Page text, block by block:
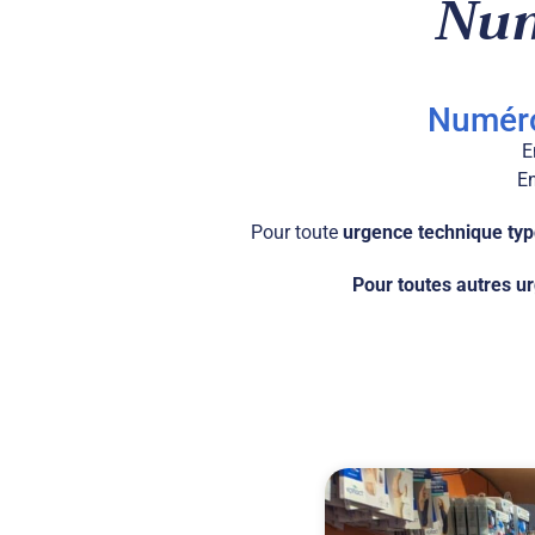
Pour toute urgence technique
Pour toutes autres